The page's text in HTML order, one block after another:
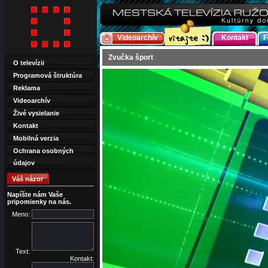
Videoarchív Kontakt
Zvučka šport
O televízii
Programová štruktúra
Reklama
Videoarchív
Živé vysielanie
Kontakt
Mobilná verzia
Ochrana osobných
údajov
Váš názor
Napíšte nám Vaše
pripomienky na nás.
Meno:
Text:
Kontakt: